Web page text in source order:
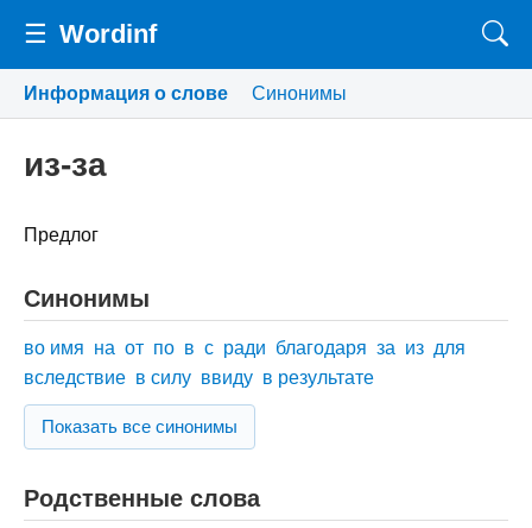
☰ Wordinf
Информация о слове Синонимы
из-за
Предлог
Синонимы
во имя на от по в с ради благодаря за из для
вследствие в силу ввиду в результате
Показать все синонимы
Родственные слова